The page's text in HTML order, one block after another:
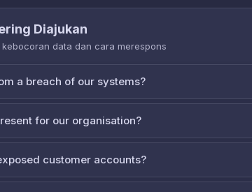
Diajukan
data dan cara merespons
a breach of our systems?
for our organisation?
customer accounts?